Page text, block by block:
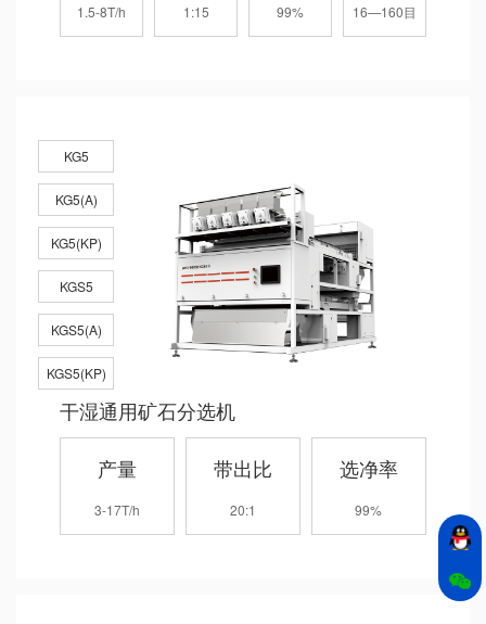
1.5-8T/h 1:15 99% 16—160目
KG5
KG5(A)
KG5(KP)
KGS5
KGS5(A)
KGS5(KP)
干湿通用矿石分选机
产量
3-17T/h
带出比
20:1
选净率
99%